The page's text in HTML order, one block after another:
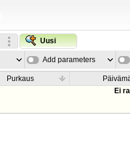
Uusi
Add parameters
Purkaus
Ei